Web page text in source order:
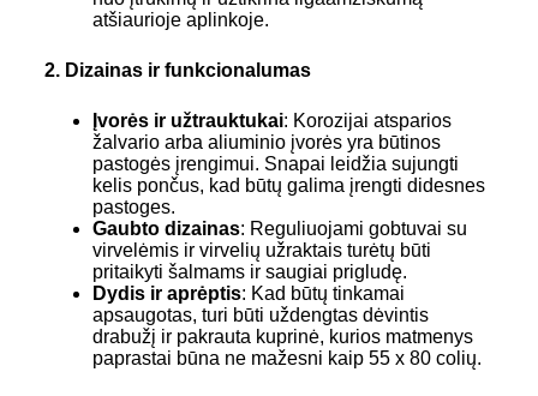
atšiaurioje aplinkoje.
2. Dizainas ir funkcionalumas
Įvorės ir užtrauktukai: Korozijai atsparios
žalvario arba aliuminio įvorės yra būtinos
pastogės įrengimui. Snapai leidžia sujungti
kelis pončus, kad būtų galima įrengti didesnes
pastoges.
Gaubto dizainas: Reguliuojami gobtuvai su
virvelėmis ir virvelių užraktais turėtų būti
pritaikyti šalmams ir saugiai prigludę.
Dydis ir aprėptis: Kad būtų tinkamai
apsaugotas, turi būti uždengtas dėvintis
drabužį ir pakrauta kuprinė, kurios matmenys
paprastai būna ne mažesni kaip 55 x 80 colių.